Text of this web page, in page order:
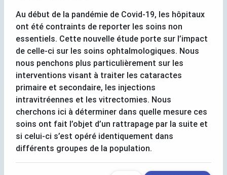
Au début de la pandémie de Covid-19, les hôpitaux
ont été contraints de reporter les soins non
essentiels. Cette nouvelle étude porte sur l’impact
de celle-ci sur les soins ophtalmologiques. Nous
nous penchons plus particulièrement sur les
interventions visant à traiter les cataractes
primaire et secondaire, les injections
intravitréennes et les vitrectomies. Nous
cherchons ici à déterminer dans quelle mesure ces
soins ont fait l’objet d’un rattrapage par la suite et
si celui-ci s’est opéré identiquement dans
différents groupes de la population.